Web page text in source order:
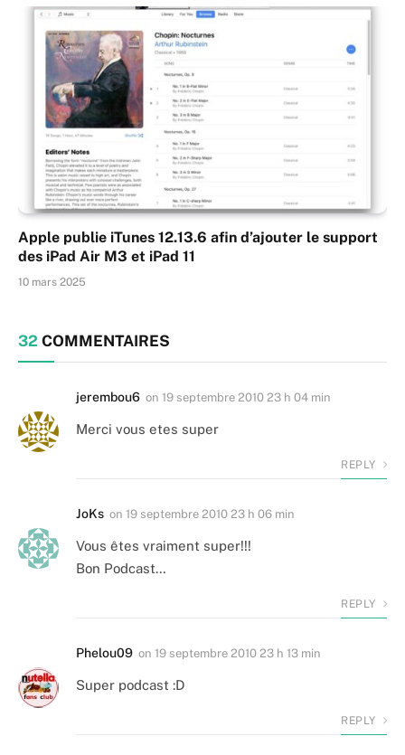
Apple publie iTunes 12.13.6 afin d’ajouter le support
des iPad Air M3 et iPad 11
10 mars 2025
32 COMMENTAIRES
jerembou6 on 19 septembre 2010 23 h 04 min
Merci vous etes super
REPLY
JoKs on 19 septembre 2010 23 h 06 min
Vous êtes vraiment super!!!
Bon Podcast…
REPLY
Phelou09 on 19 septembre 2010 23 h 13 min
Super podcast :D
REPLY